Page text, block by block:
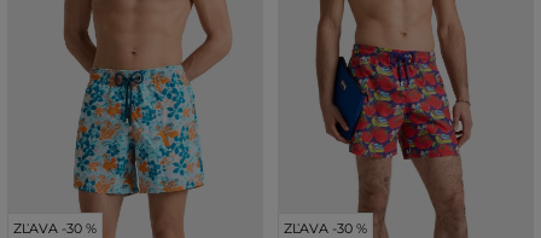
ZĽAVA -30 % ZĽAVA -30 %